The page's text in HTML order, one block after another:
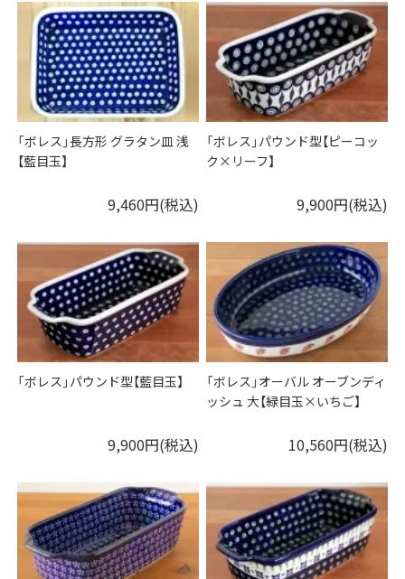
「ボレス」長方形 グラタン皿 浅
【藍目玉】
9,460円(税込)
「ボレス」パウンド型【ピーコッ
ク×リーフ】
9,900円(税込)
「ボレス」パウンド型【藍目玉】
9,900円(税込)
「ボレス」オーバル オーブンディ
ッシュ 大【緑目玉×いちご】
10,560円(税込)